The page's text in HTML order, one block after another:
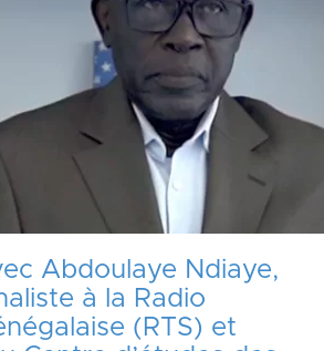
Abdoulaye Ndiaye,
à la Radio
(RTS) et